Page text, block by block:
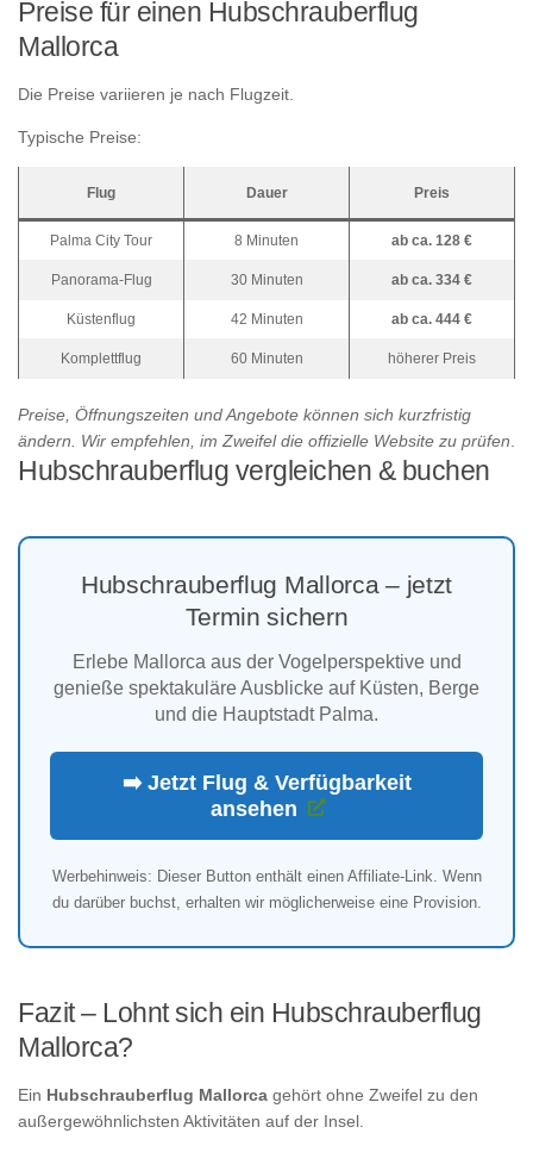
Preise für einen Hubschrauberflug
Mallorca
Die Preise variieren je nach Flugzeit.
Typische Preise:
Flug Dauer Preis
Palma City Tour 8 Minuten ab ca. 128 €
Panorama-Flug 30 Minuten ab ca. 334 €
Küstenflug 42 Minuten ab ca. 444 €
Komplettflug 60 Minuten höherer Preis
Preise, Öffnungszeiten und Angebote können sich kurzfristig
ändern. Wir empfehlen, im Zweifel die offizielle Website zu prüfen
Hubschrauberflug vergleichen & buchen
Hubschrauberflug Mallorca – jetzt
Termin sichern
Erlebe Mallorca aus der Vogelperspektive und
genieße spektakuläre Ausblicke auf Küsten, Berge
und die Hauptstadt Palma.
➡️ Jetzt Flug & Verfügbarkeit
ansehen
Werbehinweis: Dieser Button enthält einen Affiliate-Link. Wenn
du darüber buchst, erhalten wir möglicherweise eine Provision.
Fazit – Lohnt sich ein Hubschrauberflug
Mallorca?
Ein Hubschrauberflug Mallorca gehört ohne Zweifel zu den
außergewöhnlichsten Aktivitäten auf der Insel.